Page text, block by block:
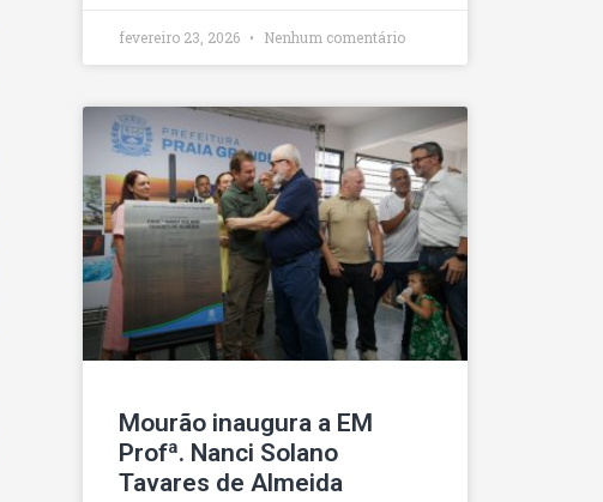
fevereiro 23, 2026 Nenhum comentário
Mourão inaugura a EM
Profª. Nanci Solano
Tavares de Almeida